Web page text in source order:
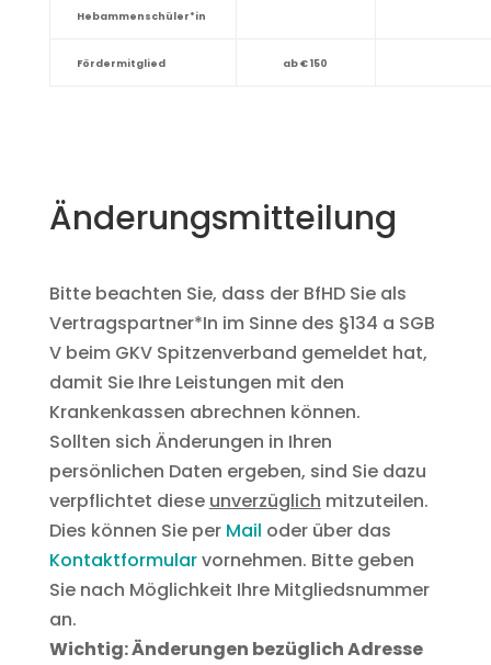
Hebammenschüler*in
Fördermitglied ab € 150
Änderungsmitteilung
Bitte beachten Sie, dass der BfHD Sie als
Vertragspartner*In im Sinne des §134 a SGB
V beim GKV Spitzenverband gemeldet hat,
damit Sie Ihre Leistungen mit den
Krankenkassen abrechnen können.
Sollten sich Änderungen in Ihren
persönlichen Daten ergeben, sind Sie dazu
verpflichtet diese unverzüglich mitzuteilen.
Dies können Sie per Mail oder über das
Kontaktformularvornehmen. Bitte geben
Sie nach Möglichkeit Ihre Mitgliedsnummer
an.
Wichtig: Änderungen bezüglich Adresse